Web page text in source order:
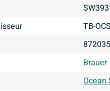
TB-
Brauer
Ocean